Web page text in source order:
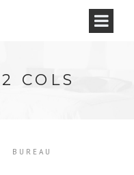
COLS
BUREAU